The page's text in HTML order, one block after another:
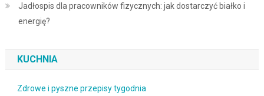
Jadłospis dla pracowników fizycznych: jak dostarczyć białko i
energię?
KUCHNIA
Zdrowe i pyszne przepisy tygodnia